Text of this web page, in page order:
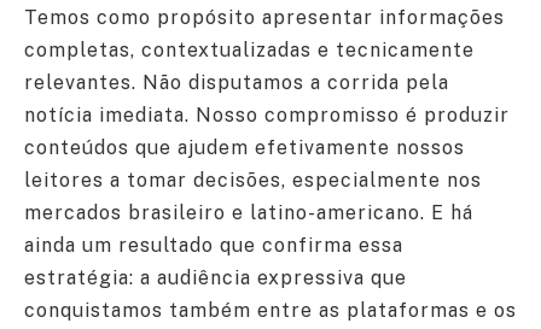
Temos como propósito apresentar informações
completas, contextualizadas e tecnicamente
relevantes. Não disputamos a corrida pela
notícia imediata. Nosso compromisso é produzir
conteúdos que ajudem efetivamente nossos
leitores a tomar decisões, especialmente nos
mercados brasileiro e latino-americano. E há
ainda um resultado que confirma essa
estratégia: a audiência expressiva que
conquistamos também entre as plataformas e os